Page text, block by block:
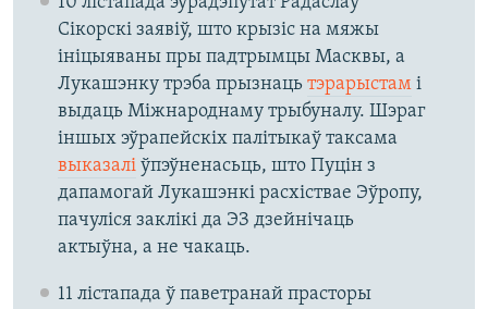
Сікорскі заявіў, што крызіс на мяжы
ініцыяваны пры падтрымцы Масквы, а
Лукашэнку трэба прызнаць тэрарыстамі
выдаць Міжнароднаму трыбуналу. Шэраг
іншых эўрапейскіх палітыкаў таксама
выказаліўпэўненасьць, што Пуцін з
дапамогай Лукашэнкі расхіствае Эўропу,
пачуліся заклікі да ЭЗ дзейнічаць
актыўна, а не чакаць.
11 лістапада ў паветранай прасторы